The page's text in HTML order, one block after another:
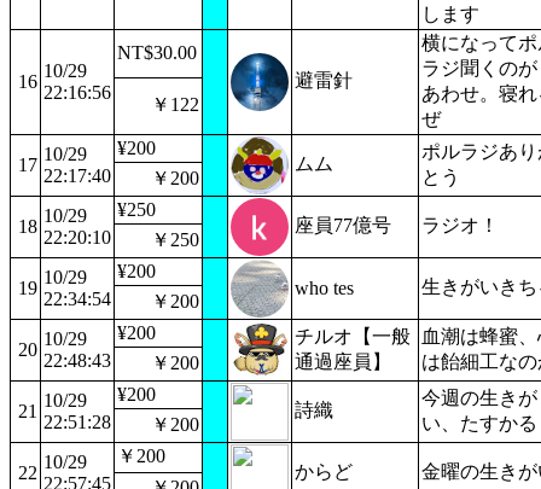
します
16
10/29
22:16:56
NT$30.00
避雷針
横になってポ
ラジ聞くのが
あわせ。寝れ
ぜ
￥122
17
10/29
22:17:40
¥200
ムム
ポルラジあり
とう
￥200
18
10/29
22:20:10
¥250
座員77億号 ラジオ！
￥250
19
10/29
22:34:54
¥200
who tes
生きがいきち
￥200
20
10/29
22:48:43
¥200
チルオ【一般
通過座員】
血潮は蜂蜜、
は飴細工なの
￥200
21
10/29
22:51:28
¥200
詩織
今週の生きが
い、たすかる
￥200
22
10/29
22:57:45
￥200
からど 金曜の生きが